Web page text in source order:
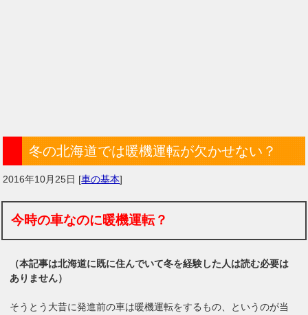
冬の北海道では暖機運転が欠かせない？
2016年10月25日 [車の基本]
今時の車なのに暖機運転？
（本記事は北海道に既に住んでいて冬を経験した人は読む必要は
ありません）
そうとう大昔に発進前の車は暖機運転をするもの、というのが当